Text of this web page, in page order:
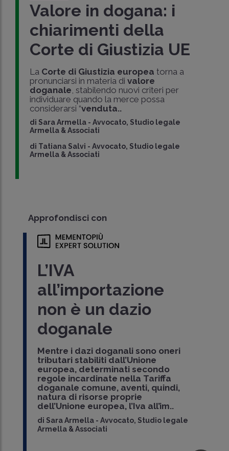
Valore in dogana: i
chiarimenti della
Corte di Giustizia UE
La Corte di Giustizia europea torna a
pronunciarsi in materia divalore
doganale , stabilendo nuovi criteri per
individuare quando la merce possa
considerarsi “venduta..
di Sara Armella -Avvocato, Studio legale
Armella & Associati
di Tatiana Salvi -Avvocato, Studio legale
Armella & Associati
Approfondisci con
L’IVA
all’importazione
non è un dazio
doganale
Mentre i dazi doganali sono oneri
tributari stabiliti dall’Unione
europea, determinati secondo
regole incardinate nella Tariffa
doganale comune, aventi, quindi,
natura di risorse proprie
dell’Unione europea, l’Iva all’im..
di Sara Armella -Avvocato, Studio legale
Armella & Associati